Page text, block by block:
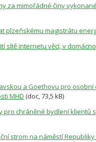
za mimořádné činy
plzeňskému magistrátu
sítě internetu věcí, v
a Goethovu pro
MHD (doc, 73,5 kB)
pro chráněné bydlení klientů
strom na náměstí